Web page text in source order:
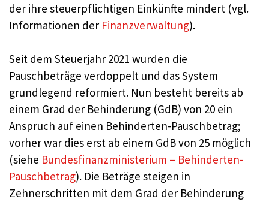
der ihre steuerpflichtigen Einkünfte mindert (vgl.
Informationen der Finanzverwaltung).
Seit dem Steuerjahr 2021 wurden die
Pauschbeträge verdoppelt und das System
grundlegend reformiert. Nun besteht bereits ab
einem Grad der Behinderung (GdB) von 20 ein
Anspruch auf einen Behinderten-Pauschbetrag;
vorher war dies erst ab einem GdB von 25 möglich
(siehe Bundesfinanzministerium – Behinderten-
Pauschbetrag). Die Beträge steigen in
Zehnerschritten mit dem Grad der Behinderung